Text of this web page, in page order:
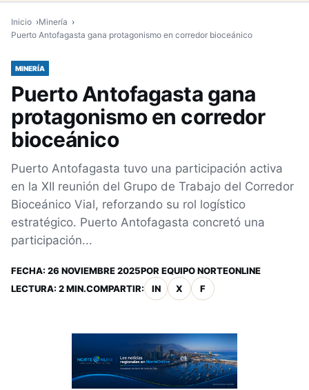
Inicio
Minería
Puerto Antofagasta gana protagonismo en corredor bioceánico
MINERÍA
Puerto Antofagasta gana
protagonismo en corredor
bioceánico
Puerto Antofagasta tuvo una participación activa
en la XII reunión del Grupo de Trabajo del Corredor
Bioceánico Vial, reforzando su rol logístico
estratégico. Puerto Antofagasta concretó una
participación...
FECHA: 26 NOVIEMBRE 2025POR EQUIPO NORTEONLINE
LECTURA: 2 MIN.COMPARTIR: IN X F